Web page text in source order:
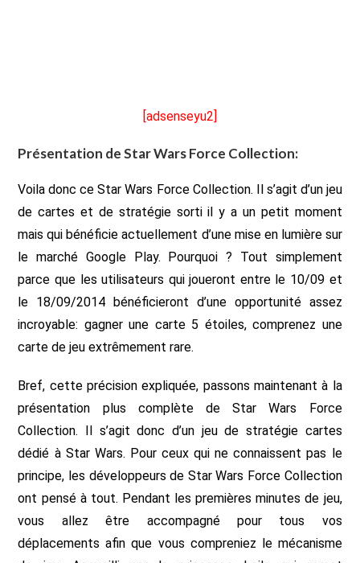
[adsenseyu2]
Présentation de Star Wars Force Collection:
Voila donc ce Star Wars Force Collection. Il s’agit d’un jeu
de cartes et de stratégie sorti il y a un petit moment
mais qui bénéficie actuellement d’une mise en lumière sur
le marché Google Play. Pourquoi ? Tout simplement
parce que les utilisateurs qui joueront entre le 10/09 et
le 18/09/2014 bénéficieront d’une opportunité assez
incroyable: gagner une carte 5 étoiles, comprenez une
carte de jeu extrêmement rare.
Bref, cette précision expliquée, passons maintenant à la
présentation plus complète de Star Wars Force
Collection. Il s’agit donc d’un jeu de stratégie cartes
dédié à Star Wars. Pour ceux qui ne connaissent pas le
principe, les développeurs de Star Wars Force Collection
ont pensé à tout. Pendant les premières minutes de jeu,
vous allez être accompagné pour tous vos
déplacements afin que vous compreniez le mécanisme